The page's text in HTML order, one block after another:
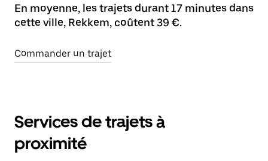
En moyenne, les trajets durant 17 minutes dans
cette ville, Rekkem, coûtent 39 €.
Commander un trajet
Services de trajets à
proximité